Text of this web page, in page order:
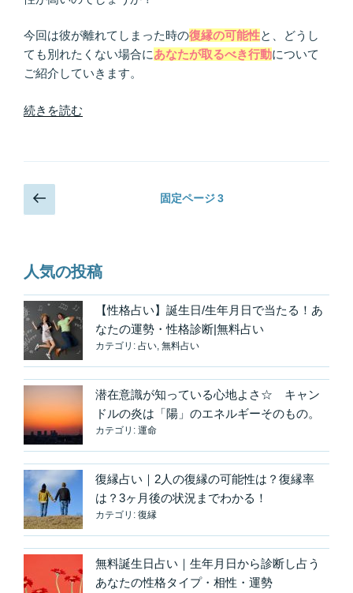
今回は彼が離れてしまった時の復縁の可能性と、どうし
ても別れたくない場合にあなたが取るべき行動について
ご紹介していきます。
“彼
離
を
置
い」
と
言
わ
れ
た…
サ
ヤ
に
戻
れ
る
可
能
性
高
続きを読む
投
稿
ペ
ー
ジ
送
り
前
の
ジ
固定ページ3
人気の投稿
【性格占い】誕生日/生年月日で当たる！あ
なたの運勢・性格診断|無料占い
カテゴリ: 占い, 無料占い
潜在意識が知っている心地よさ☆ キャン
ドルの炎は「陽」のエネルギーそのもの。
カテゴリ: 運命
復縁占い｜2人の復縁の可能性は？復縁率
は？3ヶ月後の状況までわかる！
カテゴリ: 復縁
無料誕生日占い｜生年月日から診断し占う
あなたの性格タイプ・相性・運勢